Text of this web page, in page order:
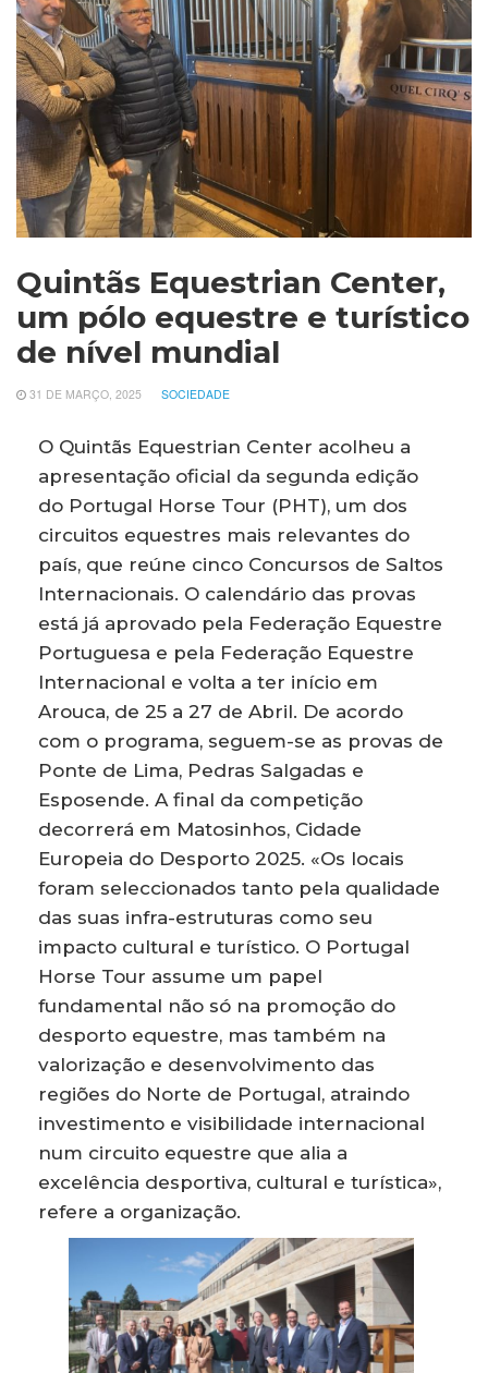
Quintãs Equestrian Center,
um pólo equestre e turístico
de nível mundial
31 DE MARÇO, 2025 SOCIEDADE
O Quintãs Equestrian Center acolheu a
apresentação oficial da segunda edição
do Portugal Horse Tour (PHT), um dos
circuitos equestres mais relevantes do
país, que reúne cinco Concursos de Saltos
Internacionais. O calendário das provas
está já aprovado pela Federação Equestre
Portuguesa e pela Federação Equestre
Internacional e volta a ter início em
Arouca, de 25 a 27 de Abril. De acordo
com o programa, seguem-se as provas de
Ponte de Lima, Pedras Salgadas e
Esposende. A final da competição
decorrerá em Matosinhos, Cidade
Europeia do Desporto 2025. «Os locais
foram seleccionados tanto pela qualidade
das suas infra-estruturas como seu
impacto cultural e turístico. O Portugal
Horse Tour assume um papel
fundamental não só na promoção do
desporto equestre, mas também na
valorização e desenvolvimento das
regiões do Norte de Portugal, atraindo
investimento e visibilidade internacional
num circuito equestre que alia a
excelência desportiva, cultural e turística»,
refere a organização.